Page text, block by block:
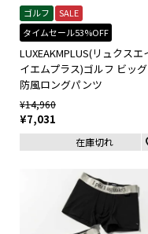
ゴルフ
SALE
タイムセール53%OFF
LUXEAKMPLUS(リュクスエ
イエムプラス)ゴルフ ビッ
防風ロングパンツ
¥14,960
¥7,031
在庫切れ